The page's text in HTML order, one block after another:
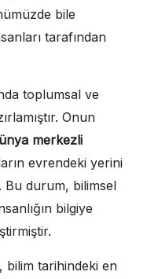
bile
tarafından
toplumsal ve
Onun
merkezli
evrendeki yerini
Bu durum, bilimsel
bilgiye
, bilim tarihindeki en